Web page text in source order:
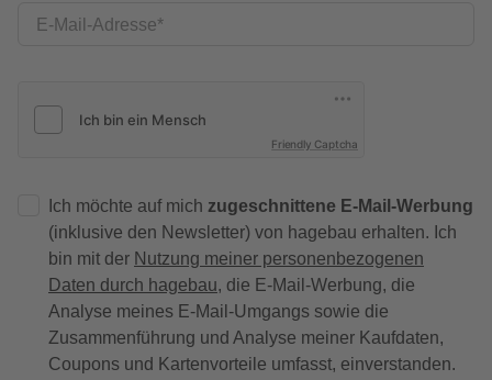
E-Mail-Adresse
Friendly Captcha
Ich möchte auf mich zugeschnittene E-Mail-Werbung
(inklusive den Newsletter) von hagebau erhalten. Ich
bin mit der Nutzung meiner personenbezogenen
Daten durch hagebau, die E-Mail-Werbung, die
Analyse meines E-Mail-Umgangs sowie die
Zusammenführung und Analyse meiner Kaufdaten,
Coupons und Kartenvorteile umfasst, einverstanden.